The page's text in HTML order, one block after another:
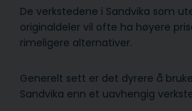
De verkstedene i Sandvika som
originaldeler vil ofte ha høyere
rimeligere alternativer.
Generelt sett er det dyrere å
Sandvika enn et uavhengig